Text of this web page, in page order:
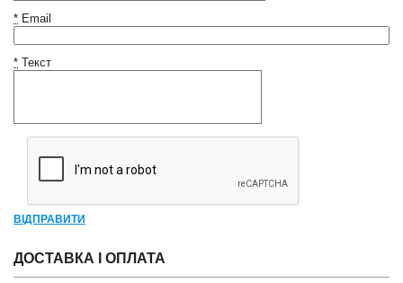
* Email
* Текст
ВІДПРАВИТИ
ДОСТАВКА І ОПЛАТА